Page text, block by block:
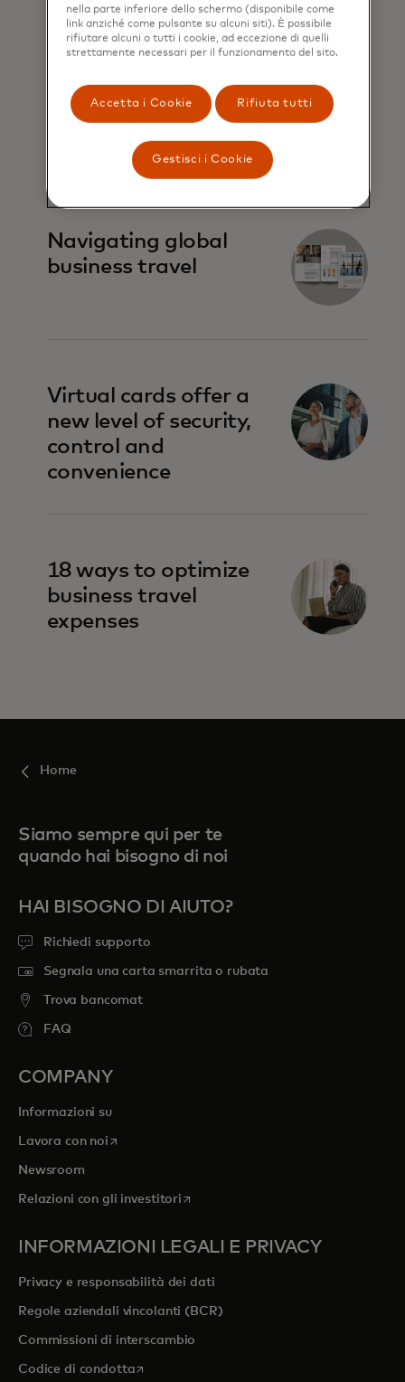
Simplifying
commercial
payments
Navigating global
business travel
Virtual cards offer a
new level of security,
control and
convenience
18 ways to optimize
business travel
expenses
Home
Siamo sempre qui per te
quando hai bisogno di noi
HAI BISOGNO DI AIUTO?
Richiedi supporto
Segnala una carta smarrita o rubata
Trova bancomat
FAQ
COMPANY
Informazioni su
Lavora con noi si apre in una nuova scheda
Newsroom
Relazioni con gli investitorisi apre in una nuova scheda
INFORMAZIONI LEGALI E PRIVACY
Privacy e responsabilità dei dati
Regole aziendali vincolanti (BCR)
Commissioni di interscambio
Codice di condottasi apre in una nuova scheda
nella parte inferiore dello schermo (disponibile come
link anziché come pulsante su alcuni siti). È possibile
rifiutare alcuni o tutti i cookie, ad eccezione di quelli
strettamente necessari per il funzionamento del sito.
Accetta i Cookie Rifiuta tutti
Gestisci i Cookie